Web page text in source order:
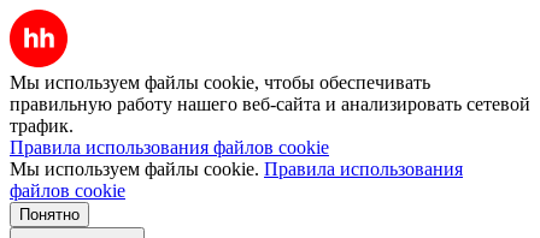
Мы используем файлы cookie, чтобы обеспечивать
правильную работу нашего веб-сайта и анализировать сетевой
трафик.
Правила использования файлов cookie
Мы используем файлы cookie. Правила использования
файлов cookie
Понятно